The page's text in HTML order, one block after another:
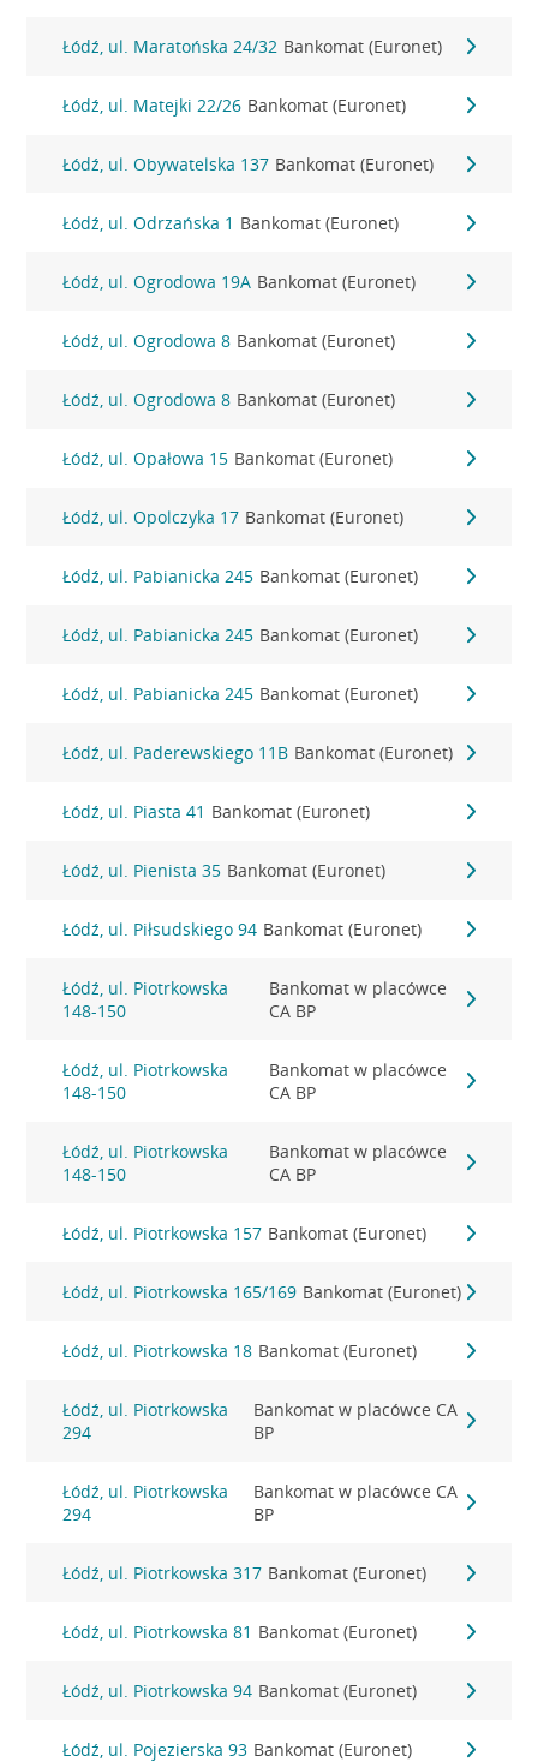
Łódź, ul. Maratońska 24/32 Bankomat (Euronet)
Łódź, ul. Matejki 22/26 Bankomat (Euronet)
Łódź, ul. Obywatelska 137 Bankomat (Euronet)
Łódź, ul. Odrzańska 1 Bankomat (Euronet)
Łódź, ul. Ogrodowa 19A Bankomat (Euronet)
Łódź, ul. Ogrodowa 8 Bankomat (Euronet)
Łódź, ul. Ogrodowa 8 Bankomat (Euronet)
Łódź, ul. Opałowa 15 Bankomat (Euronet)
Łódź, ul. Opolczyka 17 Bankomat (Euronet)
Łódź, ul. Pabianicka 245 Bankomat (Euronet)
Łódź, ul. Pabianicka 245 Bankomat (Euronet)
Łódź, ul. Pabianicka 245 Bankomat (Euronet)
Łódź, ul. Paderewskiego 11B Bankomat (Euronet)
Łódź, ul. Piasta 41 Bankomat (Euronet)
Łódź, ul. Pienista 35 Bankomat (Euronet)
Łódź, ul. Piłsudskiego 94 Bankomat (Euronet)
Łódź, ul. Piotrkowska
148-150
Bankomat w placówce
CA BP
Łódź, ul. Piotrkowska
148-150
Bankomat w placówce
CA BP
Łódź, ul. Piotrkowska
148-150
Bankomat w placówce
CA BP
Łódź, ul. Piotrkowska 157 Bankomat (Euronet)
Łódź, ul. Piotrkowska 165/169 Bankomat (Euronet)
Łódź, ul. Piotrkowska 18 Bankomat (Euronet)
Łódź, ul. Piotrkowska
294
Bankomat w placówce CA
BP
Łódź, ul. Piotrkowska
294
Bankomat w placówce CA
BP
Łódź, ul. Piotrkowska 317 Bankomat (Euronet)
Łódź, ul. Piotrkowska 81 Bankomat (Euronet)
Łódź, ul. Piotrkowska 94 Bankomat (Euronet)
Łódź, ul. Pojezierska 93 Bankomat (Euronet)